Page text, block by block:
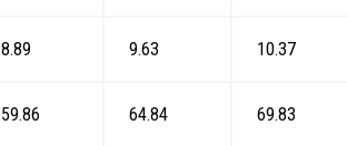
8.89 9.63 10.37
59.86 64.84 69.83